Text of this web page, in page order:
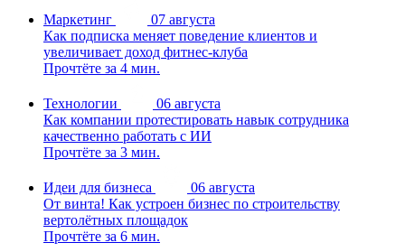
Маркетинг
07 августа
Как подписка меняет поведение клиентов и
увеличивает доход фитнес-клуба
Прочтёте за 4 мин.
Технологии
06 августа
Как компании протестировать навык сотрудника
качественно работать с ИИ
Прочтёте за 3 мин.
Идеи для бизнеса
06 августа
От винта! Как устроен бизнес по строительству
вертолётных площадок
Прочтёте за 6 мин.